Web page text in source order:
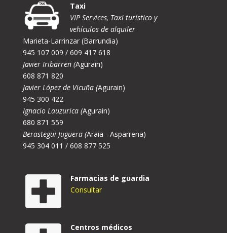
Taxi
VIP Services, Taxi turístico y
vehículos de alquiler
Marieta-Larrinzar (Barrundia)
945 107 009 / 609 417 618
Javier Iribarren (Agurain)
608 871 820
Javier López de Vicuña (Agurain)
945 300 422
Ignacio Lauzurica (Agurain)
680 871 559
Berastegui Juguera (Araia - Asparrena)
945 304 011 / 608 877 525
Farmacias de guardia
Consultar
Centros médicos